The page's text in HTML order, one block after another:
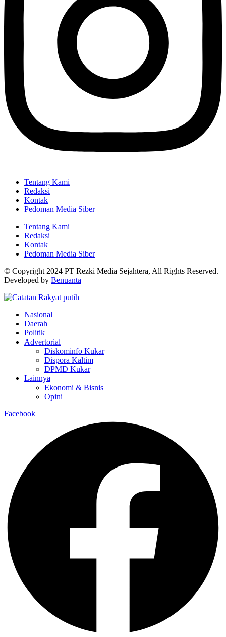
Tentang Kami
Redaksi
Kontak
Pedoman Media Siber
Tentang Kami
Redaksi
Kontak
Pedoman Media Siber
© Copyright 2024 PT Rezki Media Sejahtera, All Rights Reserved.
Developed by Benuanta
Nasional
Daerah
Politik
Advertorial
Diskominfo Kukar
Dispora Kaltim
DPMD Kukar
Lainnya
Ekonomi & Bisnis
Opini
Facebook